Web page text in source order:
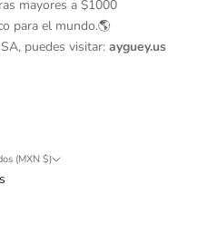
mayores a $1000
para el mundo.🌎
puedes visitar: ayguey.us
Estados Unidos (MXN $)